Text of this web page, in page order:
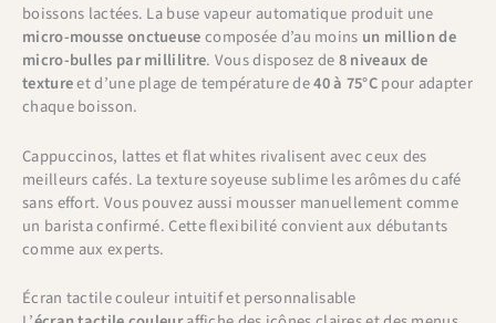
boissons lactées. La buse vapeur automatique produit une
micro-mousse onctueusecomposée d’au moins un million de
micro-bulles par millilitre. Vous disposez de8 niveaux de
textureet d’une plage de température de40 à 75°Cpour adapter
chaque boisson.
Cappuccinos, lattes et flat whites rivalisent avec ceux des
meilleurs cafés. La texture soyeuse sublime les arômes du café
sans effort. Vous pouvez aussi mousser manuellement comme
un barista confirmé. Cette flexibilité convient aux débutants
comme aux experts.
Écran tactile couleur intuitif et personnalisable